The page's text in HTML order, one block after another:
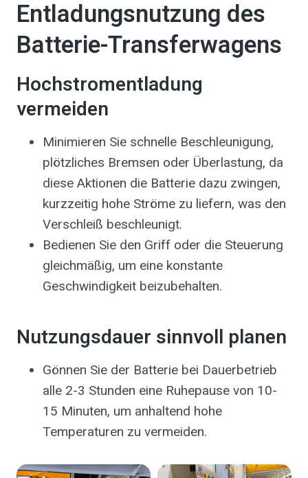
Entladungsnutzung des
Batterie-Transferwagens
Hochstromentladung
vermeiden
Minimieren Sie schnelle Beschleunigung,
plötzliches Bremsen oder Überlastung, da
diese Aktionen die Batterie dazu zwingen,
kurzzeitig hohe Ströme zu liefern, was den
Verschleiß beschleunigt.
Bedienen Sie den Griff oder die Steuerung
gleichmäßig, um eine konstante
Geschwindigkeit beizubehalten.
Nutzungsdauer sinnvoll planen
Gönnen Sie der Batterie bei Dauerbetrieb
alle 2-3 Stunden eine Ruhepause von 10-
15 Minuten, um anhaltend hohe
Temperaturen zu vermeiden.